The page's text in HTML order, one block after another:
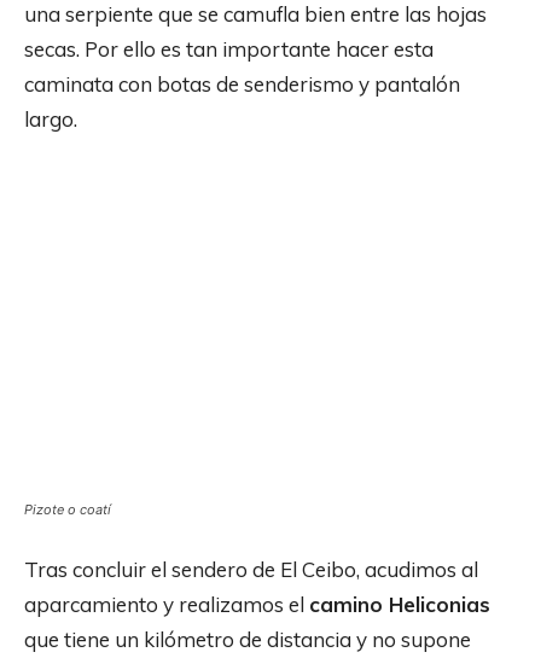
una serpiente que se camufla bien entre las hojas
secas. Por ello es tan importante hacer esta
caminata con botas de senderismo y pantalón
largo.
Pizote o coatí
Tras concluir el sendero de El Ceibo, acudimos al
aparcamiento y realizamos el camino Heliconias
que tiene un kilómetro de distancia y no supone